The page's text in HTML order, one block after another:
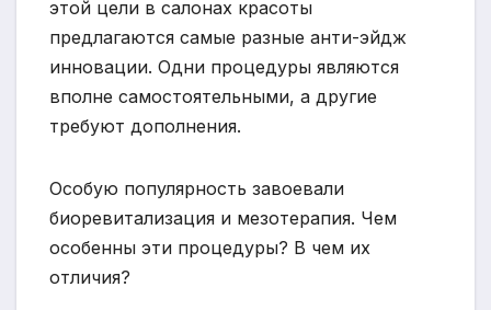
этой цели в салонах красоты
предлагаются самые разные анти-эйдж
инновации. Одни процедуры являются
вполне самостоятельными, а другие
требуют дополнения.
Особую популярность завоевали
биоревитализация и мезотерапия. Чем
особенны эти процедуры? В чем их
отличия?